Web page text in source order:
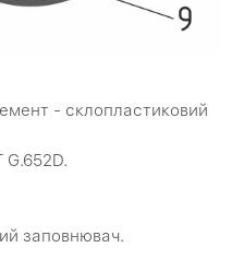
- склопластиковий
G.652D.
заповнювач.